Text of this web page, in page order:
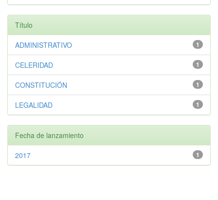
Título
1
ADMINISTRATIVO
1
CELERIDAD
1
CONSTITUCIÓN
1
LEGALIDAD
Fecha de lanzamiento
1
2017